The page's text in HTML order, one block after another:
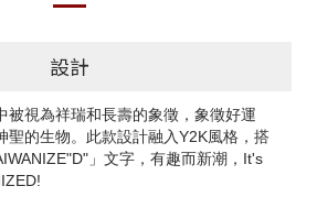
設計
被視為祥瑞和長壽的象徵，象徵好運
聖的生物。此款設計融入Y2K風格，搭
」文字，有趣而新潮，It's